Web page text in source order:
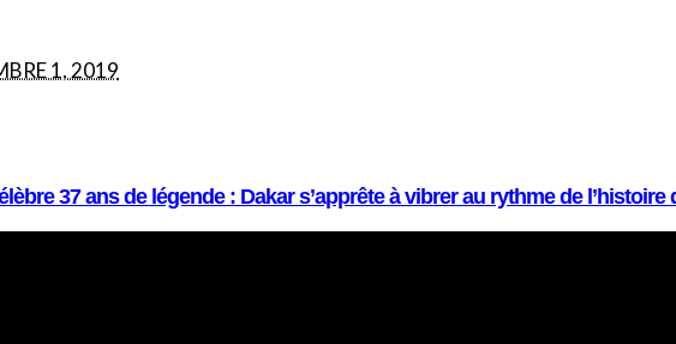
1, 2019
37 ans de légende : Dakar s’apprête à vibrer au rythme de